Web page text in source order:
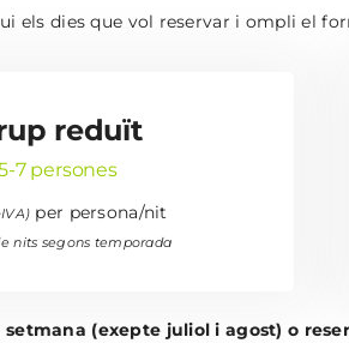
els dies que vol reservar i ompli el
reduït
7 persones
per persona/nit
nits segons temporada
(exepte juliol i agost) o